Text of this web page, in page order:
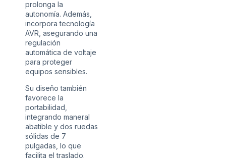
prolonga la
autonomía. Además,
incorpora tecnología
AVR, asegurando una
regulación
automática de voltaje
para proteger
equipos sensibles.
Su diseño también
favorece la
portabilidad,
integrando maneral
abatible y dos ruedas
sólidas de 7
pulgadas, lo que
facilita el traslado.